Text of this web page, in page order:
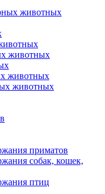
животных
животных
животных
животных
приматов
собак, кошек,
птиц